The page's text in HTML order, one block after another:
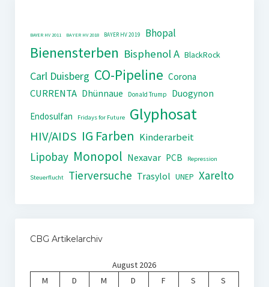
BAYER HV 2011 BAYER HV 2018 BAYER HV 2019 Bhopal
Bienensterben Bisphenol A BlackRock
Carl Duisberg CO-Pipeline Corona
CURRENTA Dhünnaue Donald Trump
Duogynon
Endosulfan
Fridays for Future Glyphosat
HIV/AIDS IG Farben Kinderarbeit
Lipobay Monopol Nexavar PCB Repression
Steuerflucht Tierversuche Trasylol UNEP Xarelto
CBG Artikelarchiv
August 2026
M
D M D F S S